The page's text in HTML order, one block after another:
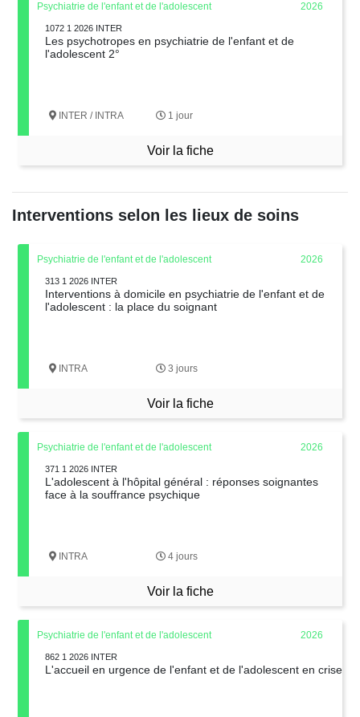
Psychiatrie de l'enfant et de l'adolescent 2026
1072 1 2026 INTER
Les psychotropes en psychiatrie de l'enfant et de
l'adolescent 2°
INTER / INTRA 1 jour
Voir la fiche
Interventions selon les lieux de soins
Psychiatrie de l'enfant et de l'adolescent 2026
313 1 2026 INTER
Interventions à domicile en psychiatrie de l'enfant et de
l'adolescent : la place du soignant
INTRA 3 jours
Voir la fiche
Psychiatrie de l'enfant et de l'adolescent 2026
371 1 2026 INTER
L'adolescent à l'hôpital général : réponses soignantes
face à la souffrance psychique
INTRA 4 jours
Voir la fiche
Psychiatrie de l'enfant et de l'adolescent 2026
862 1 2026 INTER
L'accueil en urgence de l'enfant et de l'adolescent en crise